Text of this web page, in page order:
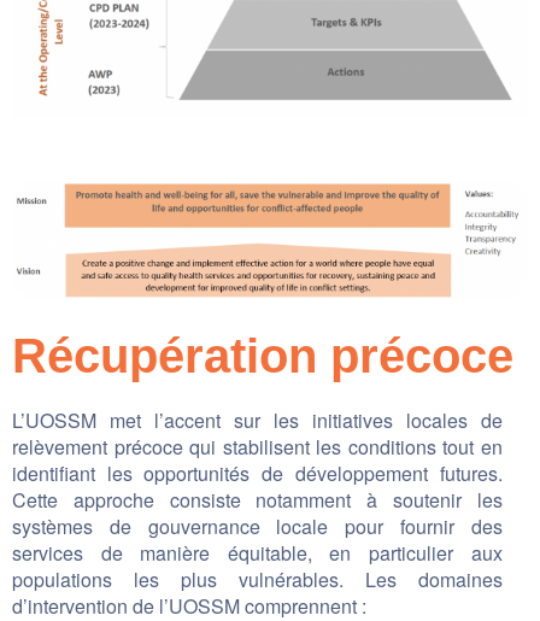
Récupération précoce
L’UOSSM met l’accent sur les initiatives locales de
relèvement précoce qui stabilisent les conditions tout en
identifiant les opportunités de développement futures.
Cette approche consiste notamment à soutenir les
systèmes de gouvernance locale pour fournir des
services de manière équitable, en particulier aux
populations les plus vulnérables. Les domaines
d’intervention de l’UOSSM comprennent :